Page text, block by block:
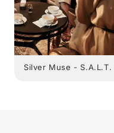
Silver Muse - S.A.L.T.